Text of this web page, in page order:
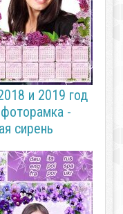
и 2019 год
-
сирень